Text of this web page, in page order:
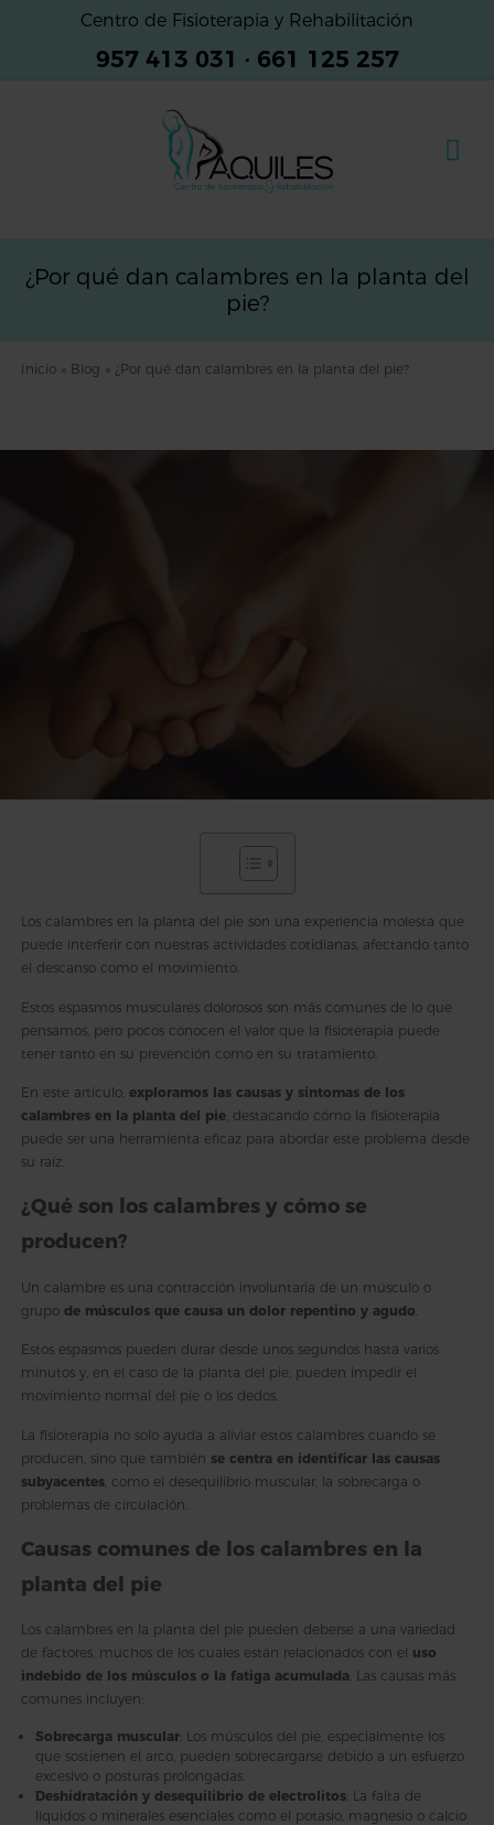
Centro de Fisioterapia y Rehabilitación
957 413 031 · 661 125 257
¿Por qué dan calambres en la planta del
pie?
Inicio » Blog » ¿Por qué dan calambres en la planta del pie?
Los calambres en la planta del pie son una experiencia molesta que
puede interferir con nuestras actividades cotidianas, afectando tanto
el descanso como el movimiento.
Estos espasmos musculares dolorosos son más comunes de lo que
pensamos, pero pocos conocen el valor que la fisioterapia puede
tener tanto en su prevención como en su tratamiento.
En este artículo, exploramos las causas y síntomas de los
calambres en la planta del pie , destacando cómo la fisioterapia
puede ser una herramienta eficaz para abordar este problema desde
su raíz.
¿Qué son los calambres y cómo se
producen?
Un calambre es una contracción involuntaria de un músculo o
grupo de músculos que causa un dolor repentino y agudo
Estos espasmos pueden durar desde unos segundos hasta varios
minutos y, en el caso de la planta del pie, pueden impedir el
movimiento normal del pie o los dedos.
La fisioterapia no solo ayuda a aliviar estos calambres cuando se
producen, sino que también se centra en identificar las causas
subyacentes , como el desequilibrio muscular, la sobrecarga o
problemas de circulación.
Causas comunes de los calambres en la
planta del pie
Los calambres en la planta del pie pueden deberse a una variedad
de factores, muchos de los cuales están relacionados con el uso
indebido de los músculos o la fatiga acumulada. Las causas más
comunes incluyen:
Sobrecarga muscular: Los músculos del pie, especialmente los
que sostienen el arco, pueden sobrecargarse debido a un esfuerzo
excesivo o posturas prolongadas.
Deshidratación y desequilibrio de electrolitos: La falta de
líquidos o minerales esenciales como el potasio, magnesio o calcio